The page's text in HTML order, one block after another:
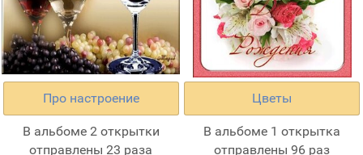
Про настроение
В альбоме 2 открытки
отправлены 23 раза
Цветы
В альбоме 1 открытка
отправлены 96 раз